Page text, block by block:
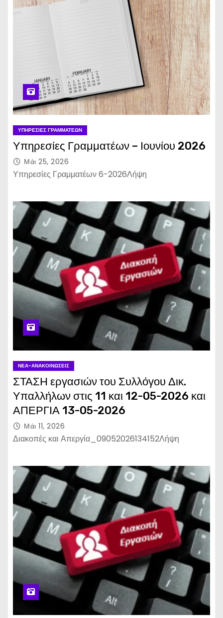
ΥΠΗΡΕΣΊΕΣ ΓΡΑΜΜΑΤΈΩΝ
Υπηρεσίες Γραμματέων – Ιουνίου 2026
Μάι 25, 2026
Υπηρεσίες Γραμματέων 6-2026Λήψη
ΝΈΑ-ΑΝΑΚΟΙΝΏΣΕΙΣ
ΣΤΑΣΗ εργασιών του Συλλόγου Δικ.
Υπαλλήλων στις 11 και 12-05-2026 και
ΑΠΕΡΓΙΑ 13-05-2026
Μάι 11, 2026
Διακοπές και Απεργία_09052026134152Λήψη